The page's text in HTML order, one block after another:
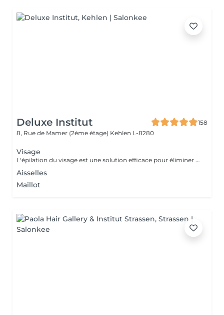
Deluxe Institut
158
8, Rue de Mamer (2ème étage) Kehlen L-8280
Visage
L'épilation du visage est une solution efficace pour éliminer les poils indésirables et obtenir une peau nette et lisse. Les Avantages de l'Épilation du Visage Une peau plus douce et uniforme Élimine les poils fins et le duvet pour un teint plus lumineux. Améliore l'absorption des soins et la tenue du maquillage. Un effet longue durée Contrairement au rasage, l'épilation retire le poil à la racine, ralentissant ainsi la repousse. Les poils repoussent plus fins et moins visibles avec le temps. Un visage plus net et soigné Redessine les contours du visage pour une apparence plus harmonieuse. Idéal pour des zones précises comme la lèvre supérieure, le menton ou les joues. À la cire : Efficace pour une peau lisse jusqu'à 3 à 4 semaines.
Aisselles
Maillot